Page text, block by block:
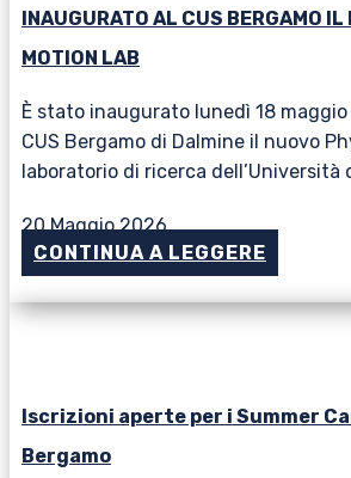
INAUGURATO AL CUS BERGAMO
MOTION LAB
È stato inaugurato lunedì 18
CUS Bergamo di Dalmine il nuovo
laboratorio di ricerca dell’Università
20 Maggio 2026
CONTINUA A LEGGERE
Iscrizioni aperte per i Summer
Bergamo